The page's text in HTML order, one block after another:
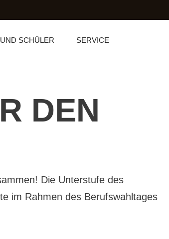
SCHÜLER SERVICE
DEN
Die Unterstufe des
im Rahmen des Berufswahltages